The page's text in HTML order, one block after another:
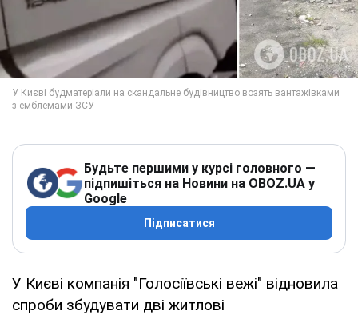
Будьте першими у курсі головного —
підпишіться на Новини на OBOZ.UA у
Google
Підписатися
У Києві компанія "Голосіївські вежі" відновила
спроби збудувати дві житлові